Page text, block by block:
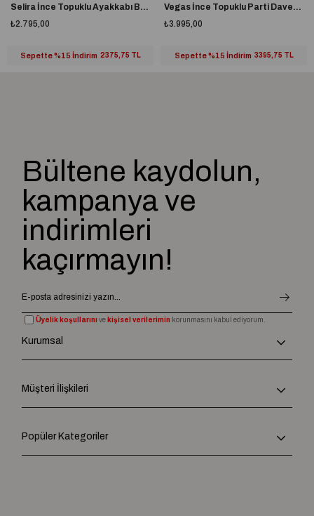
Selira İnce Topuklu Ayakkabı Beyaz
₺2.795,00
Sepette %15 İndirim 2375,75 TL
Vegas İnce Topuklu Parti Davet Ayakkabısı Gold
₺3.995,00
Sepette %15 İndirim 3395,75 TL
Bültene kaydolun,
kampanya ve
indirimleri
kaçırmayın!
Üyelik koşullarını ve kişisel verilerimin korunmasını kabul ediyorum.
Kurumsal
Müşteri İlişkileri
Popüler Kategoriler